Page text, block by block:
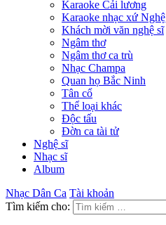
Karaoke Cải lương
Karaoke nhạc xứ Nghệ
Khách mời văn nghệ sĩ
Ngâm thơ
Ngâm thơ ca trù
Nhạc Champa
Quan họ Bắc Ninh
Tân cổ
Thể loại khác
Độc tấu
Đờn ca tài tử
Nghệ sĩ
Nhạc sĩ
Album
Nhạc Dân Ca Tài khoản
Tìm kiếm cho: